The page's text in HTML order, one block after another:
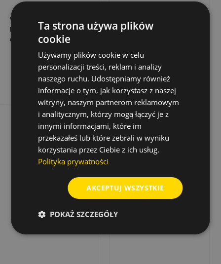
WIERTŁO KORONOWE
UDAR Z POŁĄCZENIEM
GWINTOWYM Ø 125
758,53 złCena
podstawowa
1 517,07 zł
Dodaj do koszyka
WIERTŁO DO
KAMIENIA, MURU
80 MM X 120 MM
Dodaj do koszyka
Ta strona używa plików
cookie
Używamy plików cookie w celu
personalizacji treści, reklam i analizy
naszego ruchu. Udostępniamy również
informacje o tym, jak korzystasz z naszej
witryny, naszym partnerom reklamowym
i analitycznym, którzy mogą łączyć je z
innymi informacjami, które im
przekazałeś lub które zebrali w wyniku
korzystania przez Ciebie z ich usług.
Polityka prywatności
AKCEPTUJ WSZYSTKIE
POKAŻ SZCZEGÓŁY